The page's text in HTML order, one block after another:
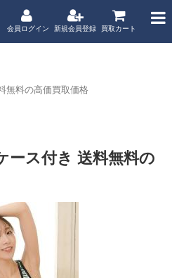
会員ログイン 新規会員登録 買取カート
無料の高価買取価格
ース付き 送料無料の